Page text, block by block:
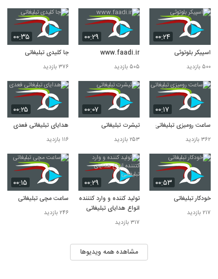
۰۰:۲۴
اسپیکر بلوتوثی
۵۰۰ بازدید
۰۰:۲۹
www.faadi.ir
۵۰۵ بازدید
۰۰:۳۵
جا کلیدی تبلیغاتی
۳۷۶ بازدید
۰۰:۱۷
ساعت رومیزی تبلیغاتی
۳۶۲ بازدید
۰۰:۰۷
تیشرت تبلیغاتی
۲۵۳ بازدید
۰۰:۲۵
هدایای تبلیغاتی فعدی
۱۱۶ بازدید
۰۰:۵۳
خودکار تبلیغاتی
۲۱۷ بازدید
۰۰:۲۹
تولید کننده و وارد کتننده
انواع هدایای تبلیغاتی
۳۱۷ بازدید
۰۰:۱۵
ساعت مچی تبلیغاتی
۲۴۶ بازدید
مشاهده همه ویدیوها